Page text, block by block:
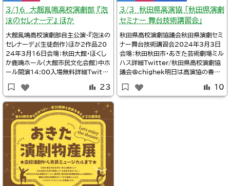
3/16 大館鳳鳴高校演劇部 『泡
沫のセレナーデ』 ほか
大館鳳鳴高校演劇部自主公演-『泡沫の
セレナーデ』（生徒創作）ほか2作品20
24年3月16日会場：秋田大館・ほくし
か鹿鳴ホール(大館市民文化会館)中ホ
ール開演14:00入場無料詳細Twitte
ma［お知らせ］自主公演を開催いたし
ます。〇日時3/16日(土)13:30会場1
4:00開演16:00終了予定〇場所ほく
しか鹿鳴ホール中ホール(大館市民文
化会館)〇内容泡
23
3/3 秋田県高演協 「秋田県演劇
セミナー 舞台技術講習会」
秋田県高校演劇協議会秋田県演劇セミ
ナー舞台技術講習会2024年3月3日
会場：秋田秋田市・あきた芸術劇場ミル
ハス詳細Twitter/秋田県高校演劇協
議会@chighek明日は高演協の春季
術講習会」がミルハスで開催されます。
高校演劇部員だけでなく、劇団関係者
10